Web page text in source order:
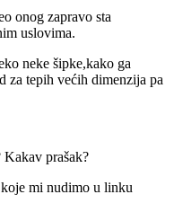
onog zapravo sta
uslovima.
neke šipke,kako ga
za tepih većih dimenzija pa
Kakav prašak?
mi nudimo u linku